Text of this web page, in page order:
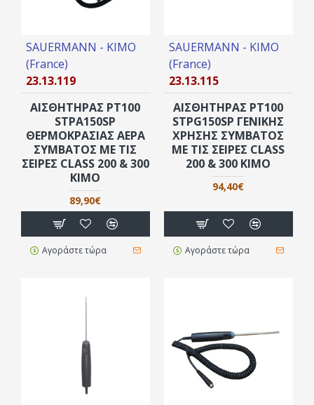
SAUERMANN - KIMO
(France)
23.13.119
ΑΙΣΘΗΤΉΡΑΣ PT100
STPA150SP
ΘΕΡΜΟΚΡΑΣΊΑΣ ΑΈΡΑ
ΣΥΜΒΑΤΌΣ ΜΕ ΤΙΣ
ΣΕΙΡΈΣ CLASS 200 & 300
KIMO
89,90€
Αγοράστε τώρα
SAUERMANN - KIMO
(France)
23.13.115
ΑΙΣΘΗΤΉΡΑΣ PT100
STPG150SP ΓΕΝΙΚΉΣ
ΧΡΉΣΗΣ ΣΥΜΒΑΤΌΣ
ΜΕ ΤΙΣ ΣΕΙΡΈΣ CLASS
200 & 300 KIMO
94,40€
Αγοράστε τώρα